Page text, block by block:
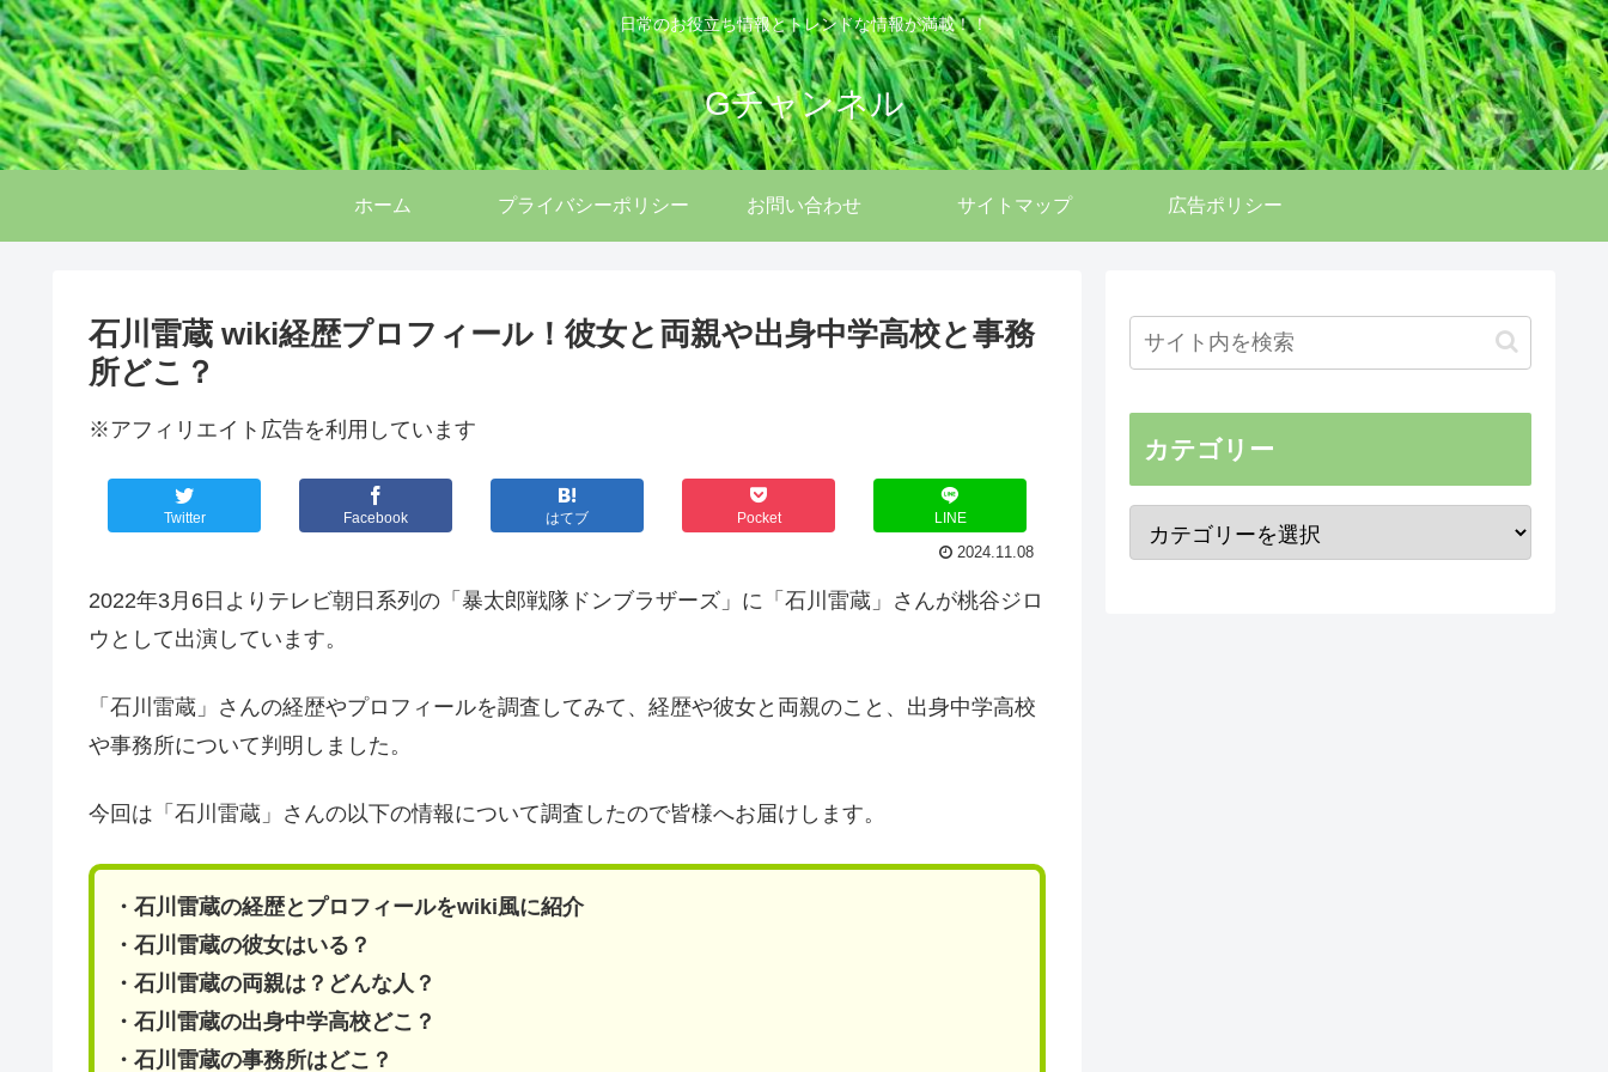
日常のお役立ち情報とトレンドな情報が満載！！
Gチャンネル
ホーム プライバシーポリシー お問い合わせ サイトマップ 広告ポリシー
石川雷蔵 wiki経歴プロフィール！彼女と両親や出身中学高校と事務
所どこ？
※アフィリエイト広告を利用しています
Twitter Facebook はてブ Pocket LINE
2024.11.08
2022年3月6日よりテレビ朝日系列の「暴太郎戦隊ドンブラザーズ」に「石川雷蔵」さんが桃谷ジロ
ウとして出演しています。
「石川雷蔵」さんの経歴やプロフィールを調査してみて、経歴や彼女と両親のこと、出身中学高校
や事務所について判明しました。
今回は「石川雷蔵」さんの以下の情報について調査したので皆様へお届けします。
・石川雷蔵の経歴とプロフィールをwiki風に紹介
・石川雷蔵の彼女はいる？
・石川雷蔵の両親は？どんな人？
・石川雷蔵の出身中学高校どこ？
・石川雷蔵の事務所はどこ？
カテゴリー